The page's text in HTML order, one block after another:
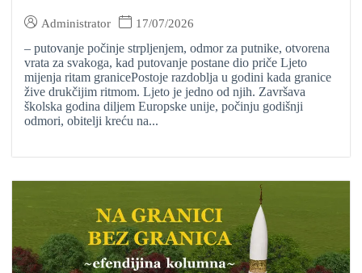
Administrator
17/07/2026
– putovanje počinje strpljenjem, odmor za putnike, otvorena
vrata za svakoga, kad putovanje postane dio priče Ljeto
mijenja ritam granicePostoje razdoblja u godini kada granice
žive drukčijim ritmom. Ljeto je jedno od njih. Završava
školska godina diljem Europske unije, počinju godišnji
odmori, obitelji kreću na...